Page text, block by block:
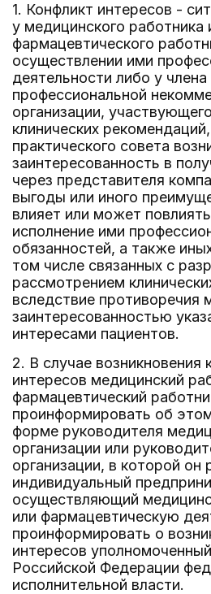
1. Конфликт интересов -
у медицинского работника
фармацевтического
осуществлении ими
деятельности либо у
профессиональной
организации,
клинических
практического совета
заинтересованность в
через представителя
выгоды или иного
влияет или может
исполнение ими
обязанностей, а также
том числе связанных с
рассмотрением
вследствие противоречия
заинтересованностью
интересами пациентов.
2. В случае возникновения
интересов медицинский
фармацевтический
проинформировать об
форме руководителя
организации или
организации, в которой он
индивидуальный
осуществляющий
или фармацевтическую
проинформировать о
интересов
Российской Федерации
исполнительной власти.